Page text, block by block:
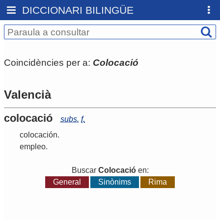
DICCIONARI BILINGÜE
Coincidències per a: Colocació
Valencià
colocació subs. f.
colocación.
empleo.
Buscar Colocacióen:
General
Sinònims Rima